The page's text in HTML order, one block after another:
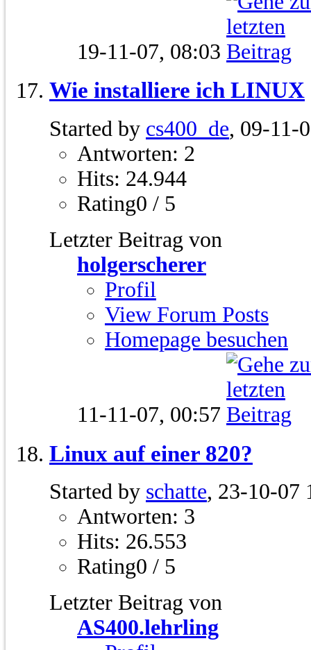
19-11-07, 08:03
Wie installiere ich LINUX
Started by cs400_de, 09-11-
Antworten: 2
Hits: 24.944
Rating0 / 5
Letzter Beitrag von
holgerscherer
Profil
View Forum Posts
Homepage besuchen
11-11-07, 00:57
Linux auf einer 820?
Started by schatte, 23-10-07
Antworten: 3
Hits: 26.553
Rating0 / 5
Letzter Beitrag von
AS400.lehrling